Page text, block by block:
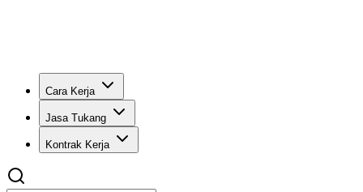
Cara Kerja
Jasa Tukang
Kontrak Kerja